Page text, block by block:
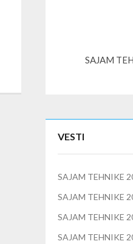
SAJAM
VESTI
SAJAM TEHNIKE
SAJAM TEHNIKE
SAJAM TEHNIKE
SAJAM TEHNIKE